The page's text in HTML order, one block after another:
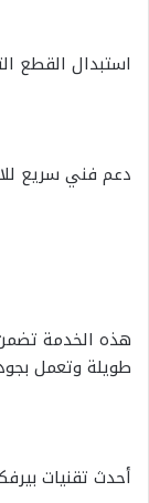
استبدال القطع
دعم فني سريع
هذه الخدمة
طويلة وتعمل
أحدث تقنيات بيرفكت